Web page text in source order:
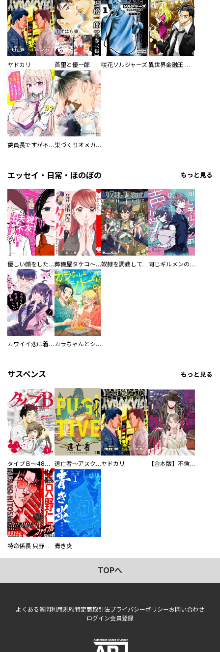
ヤドカリ 首里と優一郎 咲花ソルジャーズ 異世界金融王 ～クローネ・ゴルディオンの覇道～
委員長ですが不良になるほど恋してます！ 巣づくりオメガバース
エッセイ・日常・ほのぼの もっと見る
優しい顔をした親友は、夫と不倫して私の家に入り込んできた。 葬儀屋タケコ～あなたの最期、叶えます【電子単行本版】 奴隷を調教してハーレム作る 同じギルメンの声が好き
カワイイ恋は着飾らない カラちゃんとシトーさんと、 【分冊版】
サスペンス もっと見る
タイプＢ～48時間後、致死率100％～【単話】 逃亡者～アスクレピオスの杖～ヤドカリ 【合本版】不倫処刑
特命係長 只野仁ファイナル 愛蔵版 青き炎
TOPへ
よくある質問利用規約特定商取引法プライバシーポリシーお問い合わせ
ログイン会員登録